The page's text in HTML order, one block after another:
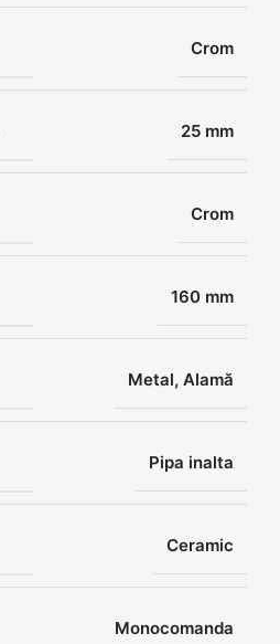
Crom
25 mm
Crom
160 mm
Metal, Alamă
Pipa inalta
Ceramic
Monocomanda